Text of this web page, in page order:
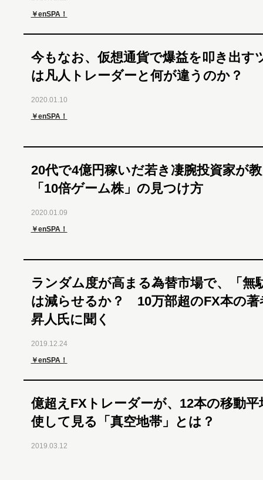
￥enSPA！
今もなお、仮想通貨で爆益を叩き出す
は凡人トレーダーと何が違うのか？
2020.01.10
￥enSPA！
20代で4億円稼いだ若き凄腕投資家が
「10倍ゲーム株」の見つけ方
2020.01.09
￥enSPA！
ランダム度が高まる為替市場で、「無
は減らせるか？ 10万部超のFX本の著
昇人氏に聞く
2019.12.24
￥enSPA！
億超えFXトレーダーが、12本の移動平
使して見る「真空地帯」とは？
2019.03.12